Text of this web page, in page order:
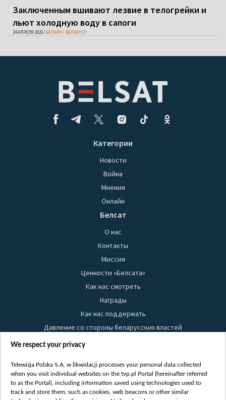
Заключенным вшивают лезвие в телогрейки и
льют холодную воду в сапоги
24 АПРЕЛЯ 2025 БЕЛАРУС БЕЛАРУСУ
Категории
Новости
Война
Мнения
Онлайн
Белсат
О нас
Контакты
Миссия
Ценности «Белсата»
Как нас смотреть
Награды
Как нас поддержать
Давление со стороны беларусских властей
Правила использования материалов
Безопасность
Youtube
We respect your privacy
Telewizja Polska S.A. w likwidacji processes your personal data collected
when you visit individual websites on the tvp.pl Portal (hereinafter referred
to as the Portal), including information saved using technologies used to
track and store them, such as cookies, web beacons or other similar